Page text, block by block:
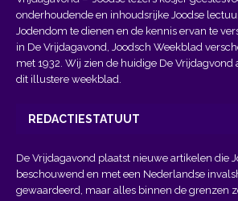
onderhoudende en inhoudsrijke Joodse
Jodendom te dienen en de kennis ervan te
in De Vrijdagavond, Joodsch Weekblad
met 1932. Wij zien de huidige De Vrijdagvond
dit illustere weekblad.
REDACTIESTATUUT
De Vrijdagavond plaatst nieuwe artikelen die
beschouwend en met een Nederlandse
gewaardeerd, maar alles binnen de grenzen